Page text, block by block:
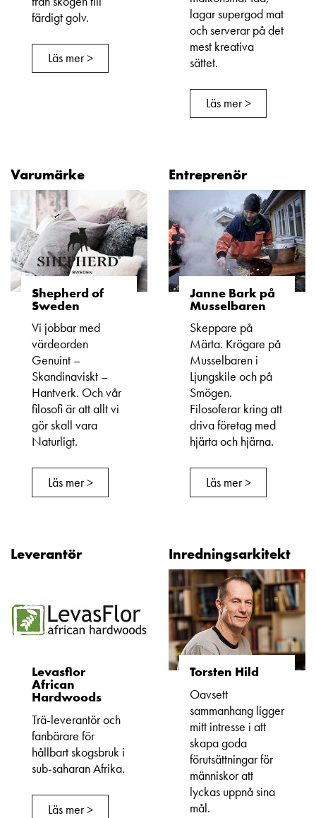
färdigt golv.
Läs mer >
lagar supergod mat
och serverar på det
mest kreativa
sättet.
Läs mer >
Varumärke
Shepherd of
Sweden
Vi jobbar med
värdeorden
Genuint –
Skandinaviskt –
Hantverk. Och vår
filosofi är att allt vi
gör skall vara
Naturligt.
Läs mer >
Entreprenör
Janne Bark på
Musselbaren
Skeppare på
Märta. Krögare på
Musselbaren i
Ljungskile och på
Smögen.
Filosoferar kring att
driva företag med
hjärta och hjärna.
Läs mer >
Leverantör
Levasflor
African
Hardwoods
Trä-leverantör och
fanbärare för
hållbart skogsbruk i
sub-saharan Afrika.
Läs mer >
Inredningsarkitekt
Torsten Hild
Oavsett
sammanhang ligger
mitt intresse i att
skapa goda
förutsättningar för
människor att
lyckas uppnå sina
mål.